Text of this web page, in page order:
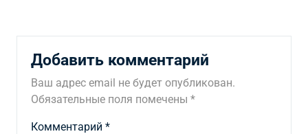
Добавить комментарий
Ваш адрес email не будет опубликован.
Обязательные поля помечены *
Комментарий *